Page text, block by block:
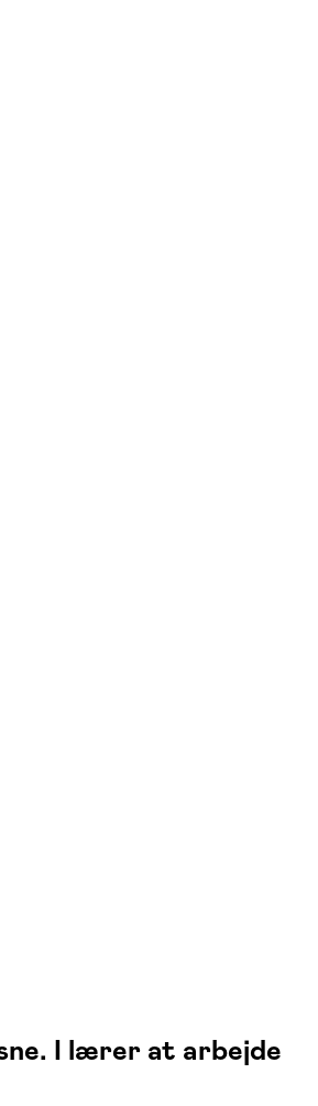
I lærer at arbejde